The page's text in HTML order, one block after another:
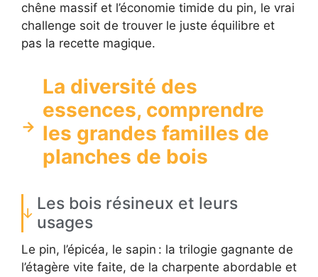
chêne massif et l’économie timide du pin, le vrai
challenge soit de trouver le juste équilibre et
pas la recette magique.
La diversité des
essences, comprendre
les grandes familles de
planches de bois
Les bois résineux et leurs
usages
Le pin, l’épicéa, le sapin : la trilogie gagnante de
l’étagère vite faite, de la charpente abordable et